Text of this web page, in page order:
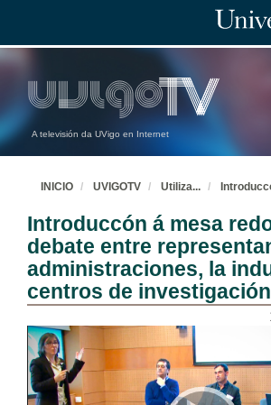
A televisión da UVigo en Internet
INICIO UVIGOTV Utiliza...
Introduccón á mesa
debate entre
administraciones, la
centros de investigación